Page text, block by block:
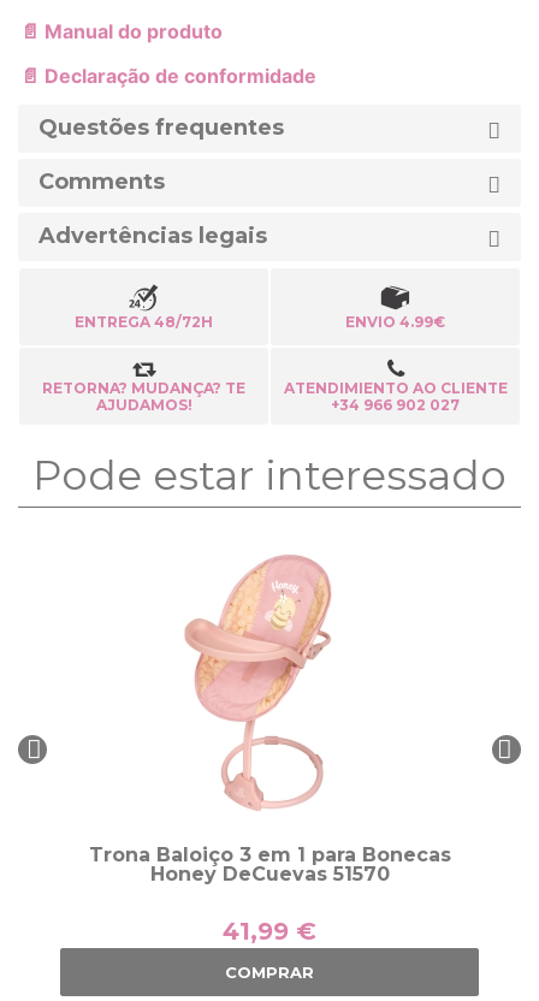
📄 Manual do produto
📄 Declaração de conformidade
Questões frequentes
Comments
Advertências legais
ENTREGA 48/72H ENVIO 4.99€
RETORNA? MUDANÇA? TE
AJUDAMOS!
ATENDIMIENTO AO CLIENTE
+34 966 902 027
Pode estar interessado
Trona Baloiço 3 em 1 para Bonecas
Honey DeCuevas 51570
41,99 €
COMPRAR